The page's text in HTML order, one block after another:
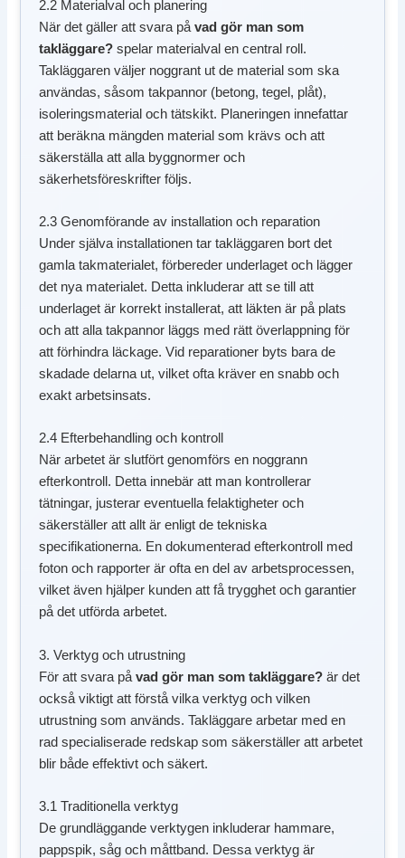
2.2 Materialval och planering
När det gäller att svara påvad gör man som
takläggare? spelar materialval en central roll.
Takläggaren väljer noggrant ut de material som ska
användas, såsom takpannor (betong, tegel, plåt),
isoleringsmaterial och tätskikt. Planeringen innefattar
att beräkna mängden material som krävs och att
säkerställa att alla byggnormer och
säkerhetsföreskrifter följs.
2.3 Genomförande av installation och reparation
Under själva installationen tar takläggaren bort det
gamla takmaterialet, förbereder underlaget och lägger
det nya materialet. Detta inkluderar att se till att
underlaget är korrekt installerat, att läkten är på plats
och att alla takpannor läggs med rätt överlappning för
att förhindra läckage. Vid reparationer byts bara de
skadade delarna ut, vilket ofta kräver en snabb och
exakt arbetsinsats.
2.4 Efterbehandling och kontroll
När arbetet är slutfört genomförs en noggrann
efterkontroll. Detta innebär att man kontrollerar
tätningar, justerar eventuella felaktigheter och
säkerställer att allt är enligt de tekniska
specifikationerna. En dokumenterad efterkontroll med
foton och rapporter är ofta en del av arbetsprocessen,
vilket även hjälper kunden att få trygghet och garantier
på det utförda arbetet.
3. Verktyg och utrustning
För att svara påvad gör man som takläggare? är det
också viktigt att förstå vilka verktyg och vilken
utrustning som används. Takläggare arbetar med en
rad specialiserade redskap som säkerställer att arbetet
blir både effektivt och säkert.
3.1 Traditionella verktyg
De grundläggande verktygen inkluderar hammare,
pappspik, såg och måttband. Dessa verktyg är